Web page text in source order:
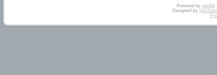
Powered by phpBB
Designed by